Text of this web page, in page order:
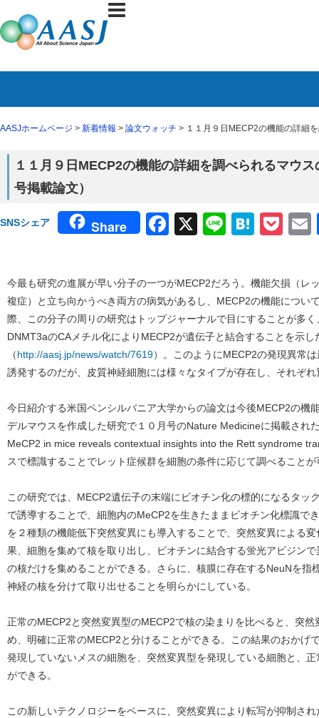
AASJホームページ > 新着情報 > 論文ウォッチ > １１月９日MECP2の機能の詳細
１１月９日MECP2の機能の詳細を調べられるマウ
号掲載論文）
SNSシェア Share Facebook
X Line
今最も研究の進展が早い分子の一つがMECP2だろう。機能欠損（レ
複症）と立ち向かうべき両方の病気があるし、MECP2の機能につい
際、この分子の周りの研究はトップジャーナルで目にすることが多
DNMT3aのCAメチル化によりMECP2が遺伝子と結合することを示
（http://aasj.jp/news/watch/7619）。このようにMECP2の発現異常
誘発するのだが、皮質神経細胞には様々なタイプが存在し、それぞ
今日紹介する米国ペンシルバニア大学からの論文は今後MECP2の機
デルマウスを作成した研究で１０月号のNature Medicineに掲載され
MeCP2 in mice reveals contextual insights into the Rett syndrome
スで標識することでレット症候群を細胞の条件に応じて調べること
この研究では、MECP2遺伝子の末端にビオチン化の標的になるタッ
で誘導することで、細胞内のMeCP2を生きたままビオチン化標識で
を２種類の機能低下突然変異にも導入することで、突然変異による
果、細胞を集めて核を取り出し、ビオチンに結合する蛍光アビジン
の核だけを集めることができる。さらに、核膜に存在するNeuNを指
神経の核を分けて取り出せることを明らかにしている。
正常のMECP2と突然変異型のMECP2で核の染まりを比べると、突
め、明確に正常のMECP2と分けることができる。この結果のおかげ
発現していないメスの細胞を、突然変異型を発現している細胞と、
ができる。
この新しいテクノロジーをベースに、突然変異により転写が抑制さ